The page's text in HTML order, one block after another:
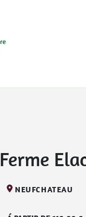
Ferme
NEUFCHATEAU